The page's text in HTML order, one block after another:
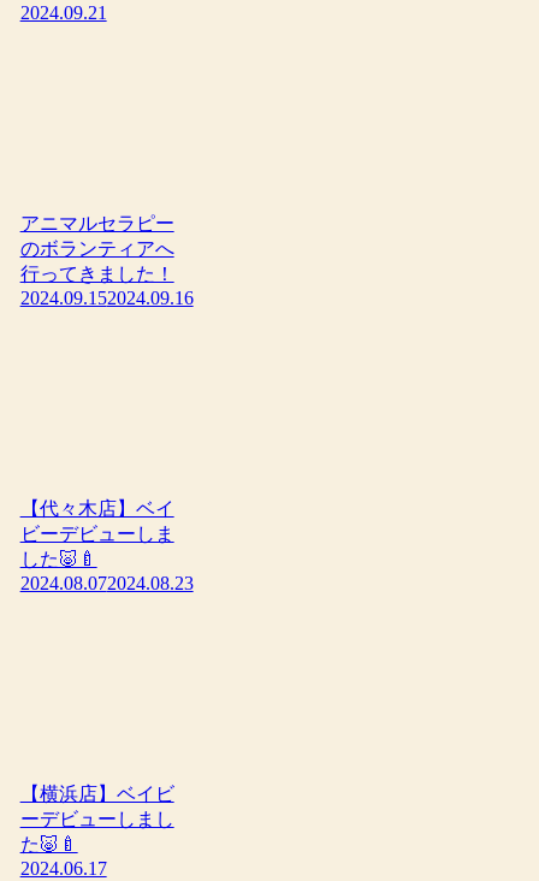
2024.09.21
アニマルセラピー
のボランティアへ
行ってきました！
2024.09.152024.09.16
【代々木店】ベイ
ビーデビューしま
した🐷🍼
2024.08.072024.08.23
【横浜店】ベイビ
ーデビューしまし
た🐷🍼
2024.06.17